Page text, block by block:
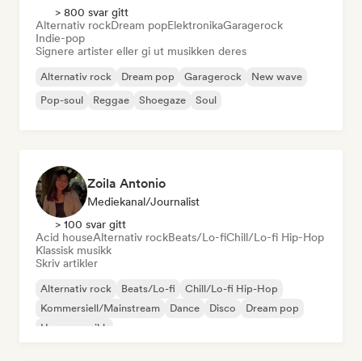
> 800 svar gitt
Alternativ rockDream popElektronikaGaragerock
Indie-pop
Signere artister eller gi ut musikken deres
Alternativ rock Dream pop Garagerock
New wave
Pop-soul
Reggae Shoegaze Soul
Zoila Antonio
Mediekanal/journalist
> 100 svar gitt
Acid houseAlternativ rockBeats/Lo-fiChill/Lo-fi Hip-Hop
Klassisk musikk
Skriv artikler
Alternativ rock Beats/Lo-fi
Chill/Lo-fi Hip-Hop
Kommersiell/Mainstream
Dance Disco
Dream pop
House-musikk